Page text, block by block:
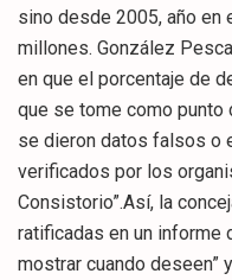
sino desde 2005, año en
millones. González
en que el porcentaje de
que se tome como punto
se dieron datos falsos o
verificados por los
Consistorio”.Así, la
ratificadas en un informe
mostrar cuando deseen”